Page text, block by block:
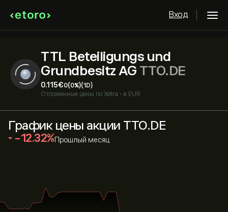
Вход
TTL Beteiligungs und
Grundbesitz AG TTO.DE
0.115‎€‎0(0%)(1D)
Отложенные цены по Xetra • в EUR
График цены акции TTO.DE
‎-12.32‎ Прошлый месяц